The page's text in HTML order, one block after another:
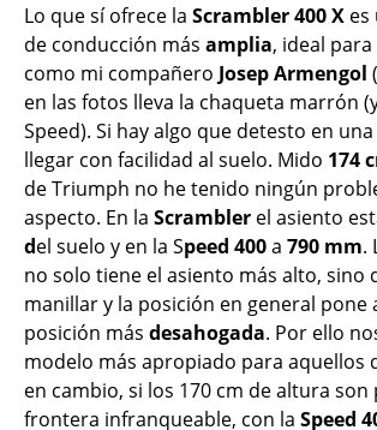
Lo que sí ofrece la Scrambler 400 X es
de conducción más amplia, ideal
como mi compañero Josep Armengol
en las fotos lleva la chaqueta marrón
Speed). Si hay algo que detesto en
llegar con facilidad al suelo. Mido 174
de Triumph no he tenido ningún
aspecto. En la Scrambler el asiento
del suelo y en la Speed 400a 790 mm.
no solo tiene el asiento más alto, sino
manillar y la posición en general pone
posición más desahogada. Por ello
modelo más apropiado para aquellos
en cambio, si los 170 cm de altura son
frontera infranqueable, con la Speed